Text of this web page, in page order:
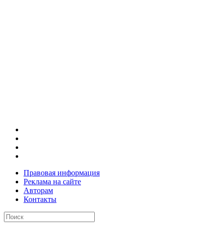
Правовая информация
Реклама на сайте
Авторам
Контакты